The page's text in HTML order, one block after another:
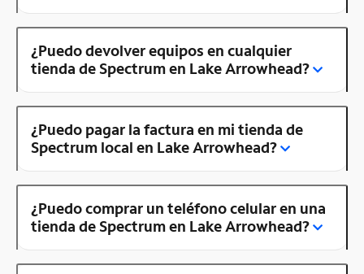
¿Puedo devolver equipos en cualquier
tienda de Spectrum en Lake Arrowhead?
¿Puedo pagar la factura en mi tienda de
Spectrum local en Lake Arrowhead?
¿Puedo comprar un teléfono celular en una
tienda de Spectrum en Lake Arrowhead?